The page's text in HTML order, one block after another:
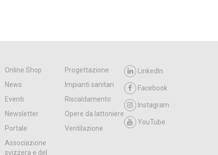
Online Shop
Progettazione
News
Impianti sanitari
Eventi
Riscaldamento
Newsletter
Opere da lattoniere
Portale
Ventilazione
LinkedIn
Facebook
Instagram
YouTube
Associazione
svizzera e del